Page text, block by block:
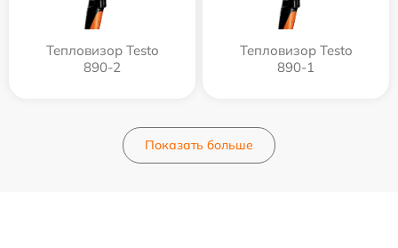
Тепловизор Testo
890-2
Тепловизор Testo
890-1
Показать больше